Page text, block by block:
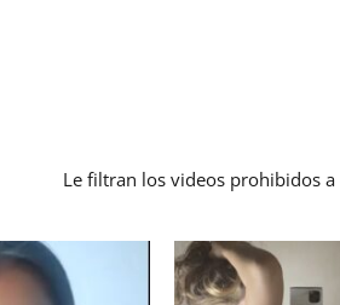
Le filtran los videos prohibidos